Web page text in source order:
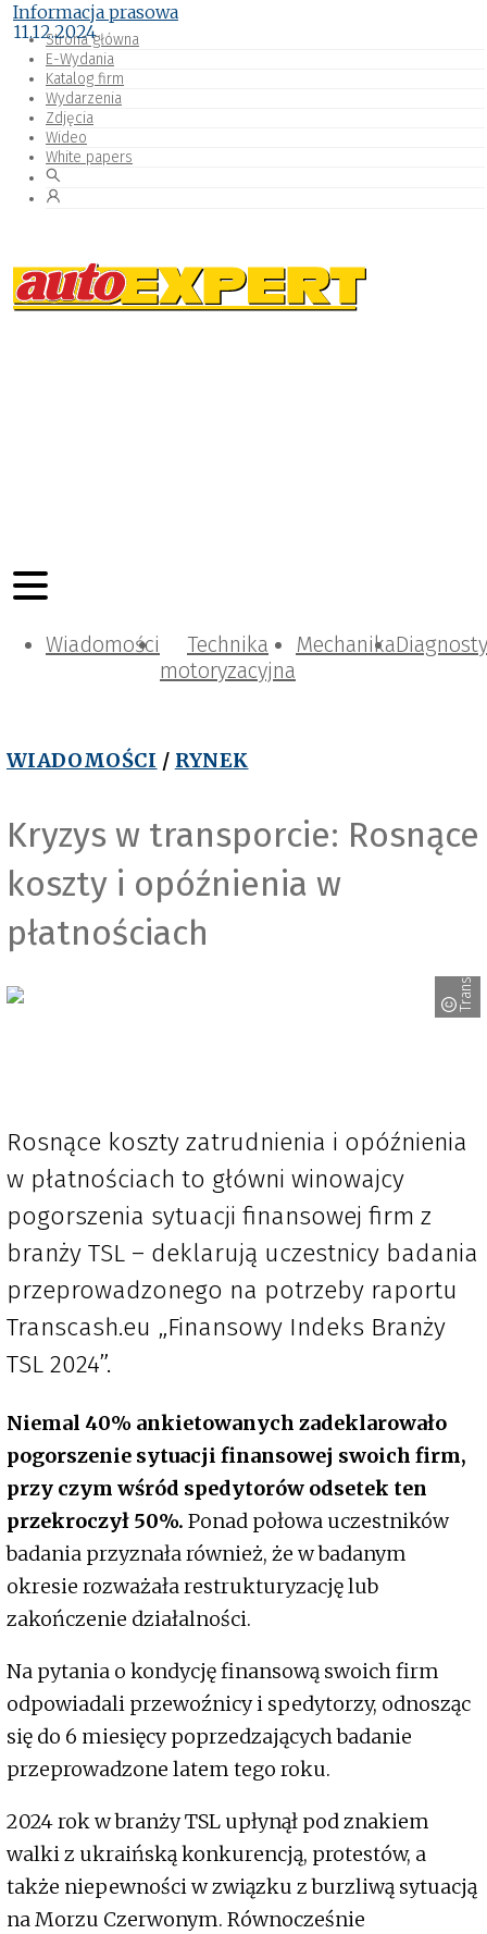
Strona główna
E-Wydania
Katalog firm
Wydarzenia
Zdjęcia
Wideo
White papers
Wiadomości
Technika
motoryzacyjna
Mechanika
WIADOMOŚCI / RYNEK
Kryzys w transporcie: Rosnące
koszty i opóźnienia w
płatnościach
Transcash
Informacja prasowa
11.12.2024
Rosnące koszty zatrudnienia i opóźnienia
w płatnościach to główni winowajcy
pogorszenia sytuacji finansowej firm z
branży TSL – deklarują uczestnicy badania
przeprowadzonego na potrzeby raportu
Transcash.eu „Finansowy Indeks Branży
TSL 2024”.
Niemal 40% ankietowanych zadeklarowało
pogorszenie sytuacji finansowej swoich firm,
przy czym wśród spedytorów odsetek ten
przekroczył 50%. Ponad połowa uczestników
badania przyznała również, że w badanym
okresie rozważała restrukturyzację lub
zakończenie działalności.
Na pytania o kondycję finansową swoich firm
odpowiadali przewoźnicy i spedytorzy, odnosząc
się do 6 miesięcy poprzedzających badanie
przeprowadzone latem tego roku.
2024 rok w branży TSL upłynął pod znakiem
walki z ukraińską konkurencją, protestów, a
także niepewności w związku z burzliwą sytuacją
na Morzu Czerwonym. Równocześnie